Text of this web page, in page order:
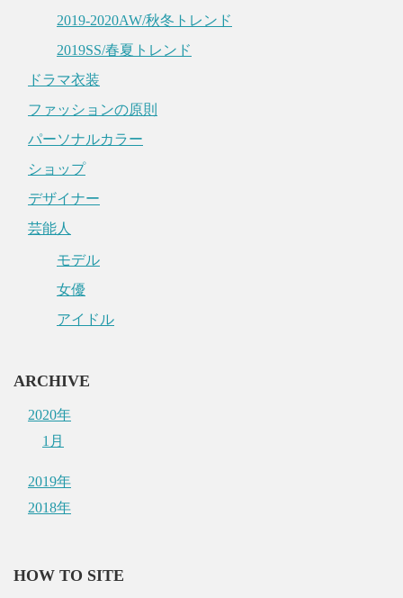
2019-2020AW/秋冬トレンド
2019SS/春夏トレンド
ドラマ衣装
ファッションの原則
パーソナルカラー
ショップ
デザイナー
芸能人
モデル
女優
アイドル
ARCHIVE
2020年
1月
2019年
2018年
HOW TO SITE